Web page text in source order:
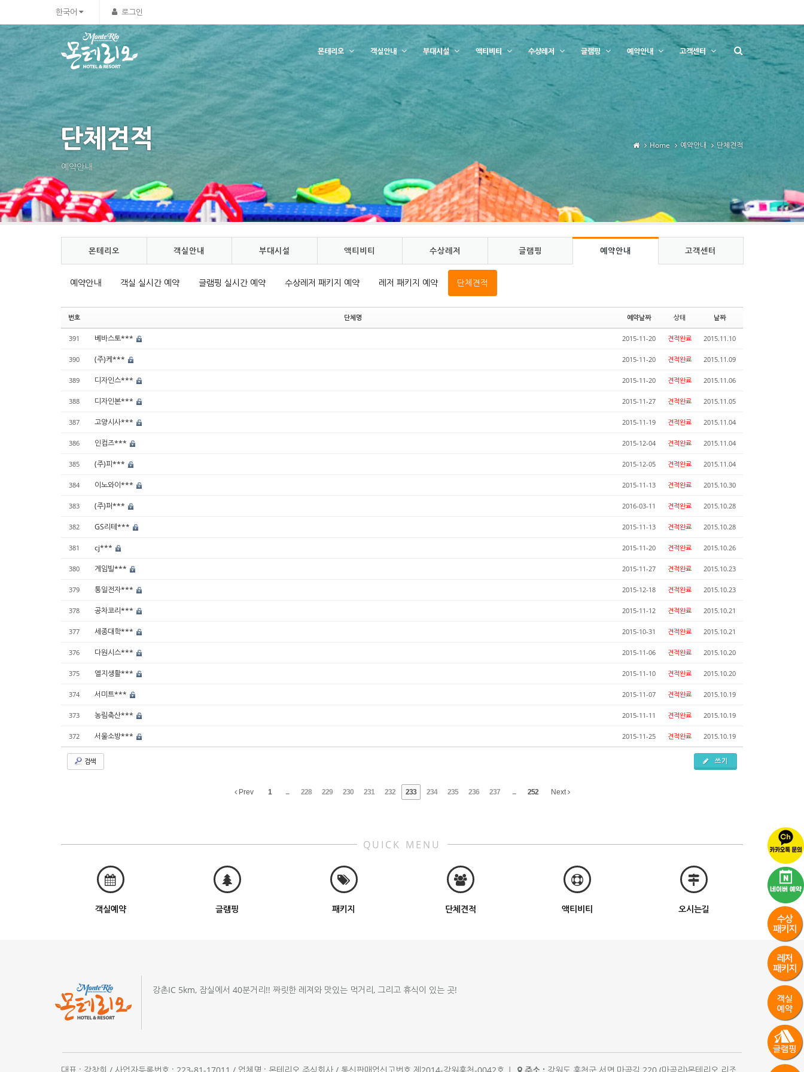
한국어 로그인
몬테리오 객실안내 부대시설 액티비티 수상레저 글램핑 예약안내 고객센터
단체견적
예약안내
Home 예약안내 단체견적
몬테리오 객실안내 부대시설 액티비티 수상레저 글램핑 예약안내 고객센터
예약안내 객실 실시간 예약 글램핑 실시간 예약 수상레저 패키지 예약 레저 패키지 예약 단체견적
번호 단체명 예약날짜 상태 날짜
391 베바스토*** 2015-11-20 견적완료 2015.11.10
390 (주)케*** 2015-11-20 견적완료 2015.11.09
389 디자인스*** 2015-11-20 견적완료 2015.11.06
388 디자인본*** 2015-11-27 견적완료 2015.11.05
387 고양시사*** 2015-11-19 견적완료 2015.11.04
386 인컴즈*** 2015-12-04 견적완료 2015.11.04
385 (주)피*** 2015-12-05 견적완료 2015.11.04
384 이노와이*** 2015-11-13 견적완료 2015.10.30
383 (주)퍼*** 2016-03-11 견적완료 2015.10.28
382 GS리테*** 2015-11-13 견적완료 2015.10.28
381 cj*** 2015-11-20 견적완료 2015.10.26
380 게임빌*** 2015-11-27 견적완료 2015.10.23
379 통일전자*** 2015-12-18 견적완료 2015.10.23
378 공차코리*** 2015-11-12 견적완료 2015.10.21
377 세종대학*** 2015-10-31 견적완료 2015.10.21
376 다원시스*** 2015-11-06 견적완료 2015.10.20
375 엘지생활*** 2015-11-10 견적완료 2015.10.20
374 서미트*** 2015-11-07 견적완료 2015.10.19
373 농림축산*** 2015-11-11 견적완료 2015.10.19
372 서울소방*** 2015-11-25 견적완료 2015.10.19
검색 쓰기
Prev 1 ... 228 229 230 231 232 233 234 235 236 237 ... 252 Next
QUICK MENU
객실예약 글램핑 패키지 단체견적 액티비티 오시는길
강촌IC 5km, 잠실에서 40분거리!! 짜릿한 레져와 맛있는 먹거리, 그리고 휴식이 있는 곳!
Sketchbook5, 스케치북5